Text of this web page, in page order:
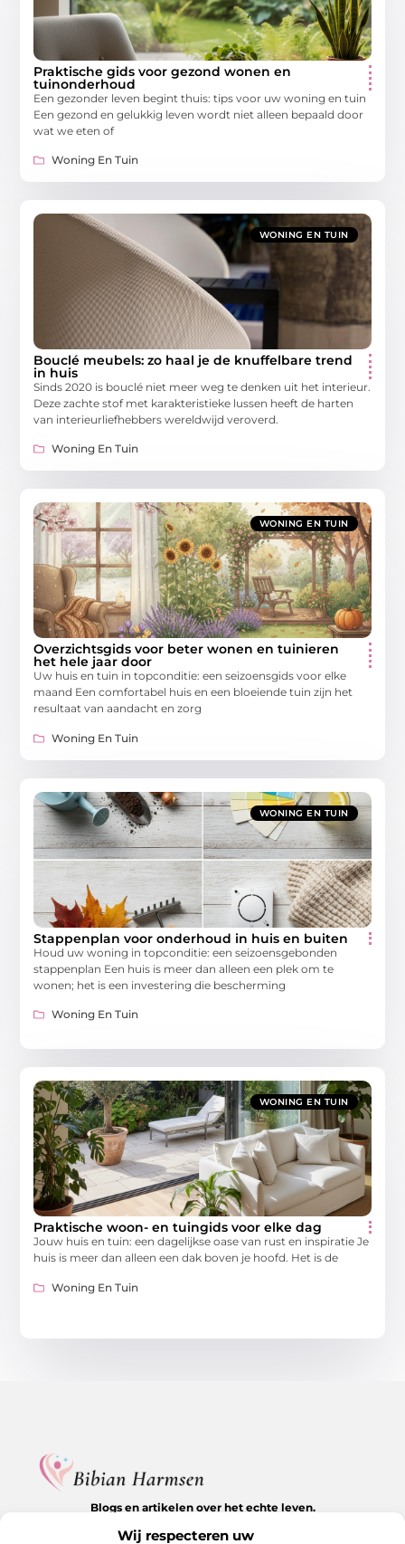
Wij respecteren uw
Praktische gids voor gezond wonen en
tuinonderhoud
Een gezonder leven begint thuis: tips voor uw woning en tuin
Een gezond en gelukkig leven wordt niet alleen bepaald door
wat we eten of
Woning En Tuin
WONING EN TUIN
Bouclé meubels: zo haal je de knuffelbare trend
in huis
Sinds 2020 is bouclé niet meer weg te denken uit het interieur.
Deze zachte stof met karakteristieke lussen heeft de harten
van interieurliefhebbers wereldwijd veroverd.
Woning En Tuin
WONING EN TUIN
Overzichtsgids voor beter wonen en tuinieren
het hele jaar door
Uw huis en tuin in topconditie: een seizoensgids voor elke
maand Een comfortabel huis en een bloeiende tuin zijn het
resultaat van aandacht en zorg
Woning En Tuin
WONING EN TUIN
Stappenplan voor onderhoud in huis en buiten
Houd uw woning in topconditie: een seizoensgebonden
stappenplan Een huis is meer dan alleen een plek om te
wonen; het is een investering die bescherming
Woning En Tuin
WONING EN TUIN
Praktische woon- en tuingids voor elke dag
Jouw huis en tuin: een dagelijkse oase van rust en inspiratie Je
huis is meer dan alleen een dak boven je hoofd. Het is de
Woning En Tuin
Blogs en artikelen over het echte leven.
waardevolle inzichten op BibianHarmsen.nl.